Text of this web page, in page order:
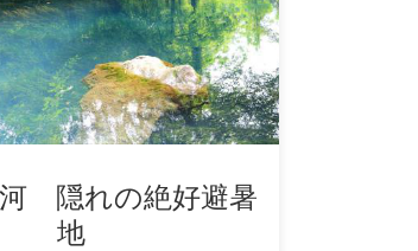
隠れの絶好避暑
地